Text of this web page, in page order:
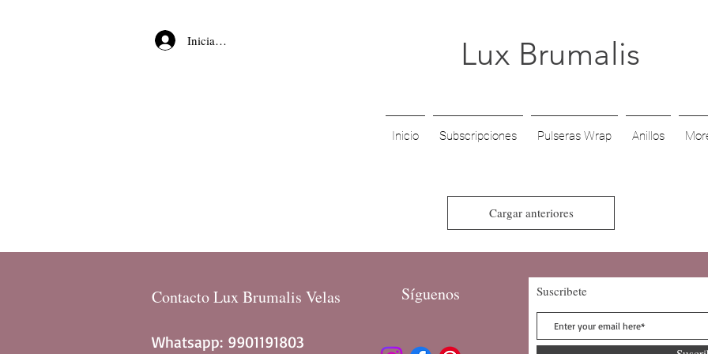
Iniciar sesión Lux Brumalis
Inicio Subscripciones Pulseras Wrap Anillos
Cargar anteriores
Contacto Lux Brumalis Velas
Whatsapp: 9901191803
Síguenos Suscribete